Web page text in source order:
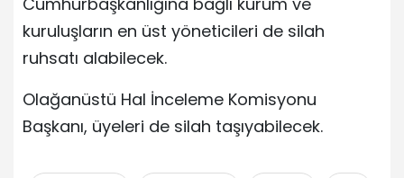
kuruluşların en üst yöneticileri de silah
ruhsatı alabilecek.
Olağanüstü Hal İnceleme Komisyonu
Başkanı, üyeleri de silah taşıyabilecek.